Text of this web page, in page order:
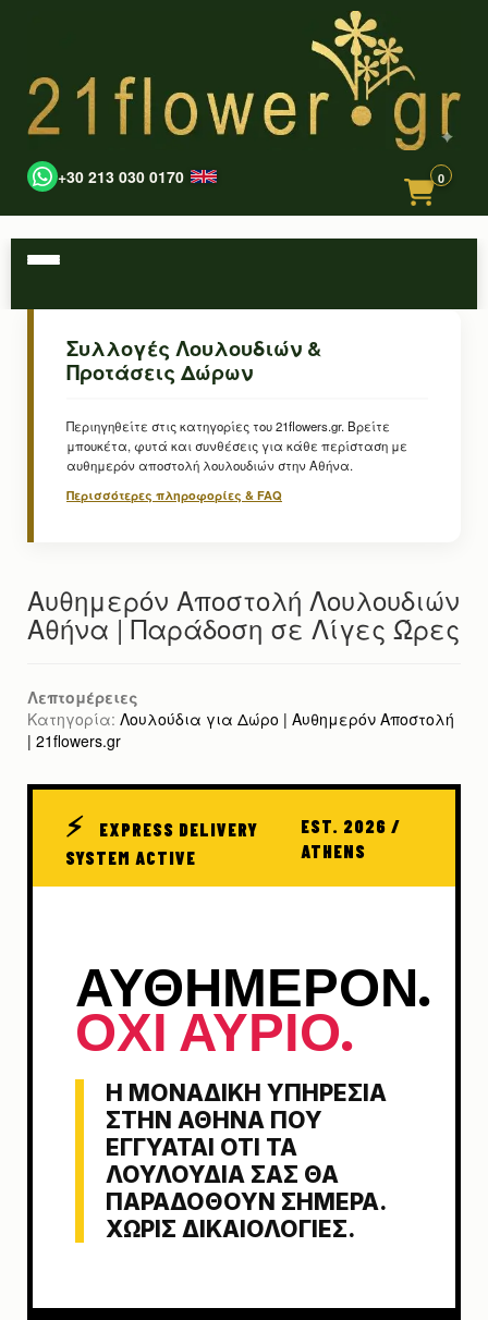
+30 213 030 0170 0
Συλλογές Λουλουδιών &
Προτάσεις Δώρων
Περιηγηθείτε στις κατηγορίες του 21flowers.gr. Βρείτε
μπουκέτα, φυτά και συνθέσεις για κάθε περίσταση με
αυθημερόν αποστολή λουλουδιών στην Αθήνα.
Περισσότερες πληροφορίες & FAQ
Αυθημερόν Αποστολή Λουλουδιών
Αθήνα | Παράδοση σε Λίγες Ώρες
Λεπτομέρειες
Κατηγορία: Λουλούδια για Δώρο | Αυθημερόν Αποστολή
| 21flowers.gr
⚡
EXPRESS DELIVERY
SYSTEM ACTIVE
EST. 2026 /
ATHENS
ΑΥΘΗΜΕΡΟΝ.
ΟΧΙ ΑΥΡΙΟ.
Η ΜΟΝΑΔΙΚΉ ΥΠΗΡΕΣΊΑ
ΣΤΗΝ ΑΘΉΝΑ ΠΟΥ
ΕΓΓΥΆΤΑΙ ΌΤΙ ΤΑ
ΛΟΥΛΟΎΔΙΑ ΣΑΣ ΘΑ
ΠΑΡΑΔΟΘΟΎΝ ΣΉΜΕΡΑ.
ΧΩΡΊΣ ΔΙΚΑΙΟΛΟΓΊΕΣ.